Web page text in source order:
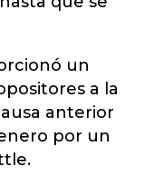
un
a la
anterior
por un